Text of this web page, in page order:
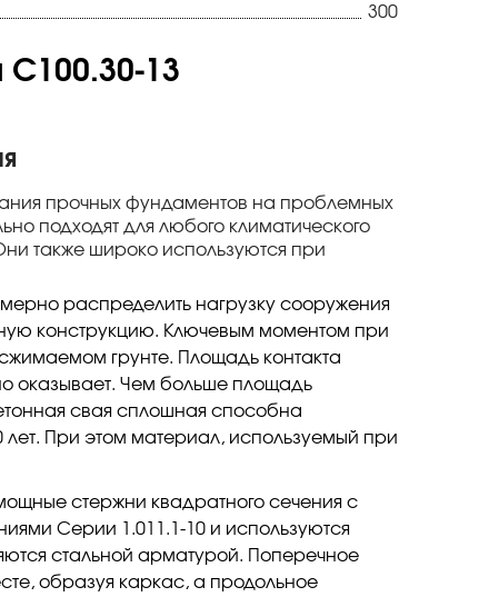
300
13
прочных фундаментов на проблемных
подходят для любого климатического
также широко используются при
распределить нагрузку сооружения
конструкцию. Ключевым моментом при
грунте. Площадь контакта
оказывает. Чем больше площадь
свая сплошная способна
При этом материал, используемый при
стержни квадратного сечения с
Серии 1.011.1-10 и используются
стальной арматурой. Поперечное
образуя каркас, а продольное